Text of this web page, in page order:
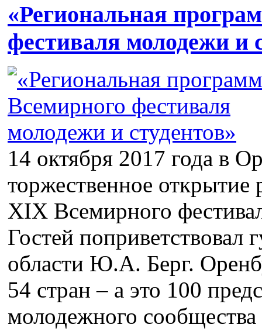
«Региональная
фестиваля молодежи и
14 октября 2017 года в
торжественное
XIX Всемирного
Гостей поприветствовал
области Ю.А. Берг.
54 стран – а это 100
молодежного